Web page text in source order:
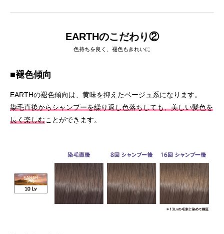
EARTHのこだわり②
色持ちを良く、褪色もきれいに
■褪色傾向
EARTHの褪色傾向は、黄味を抑えたベージュ系になります。
染毛直後からシャンプーを繰り返し色落ちしても、美しい髪色を
長く楽しむことができます。